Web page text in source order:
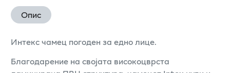
Опис
Интекс чамец погоден за едно лице.
Благодарение на својата високоцврста